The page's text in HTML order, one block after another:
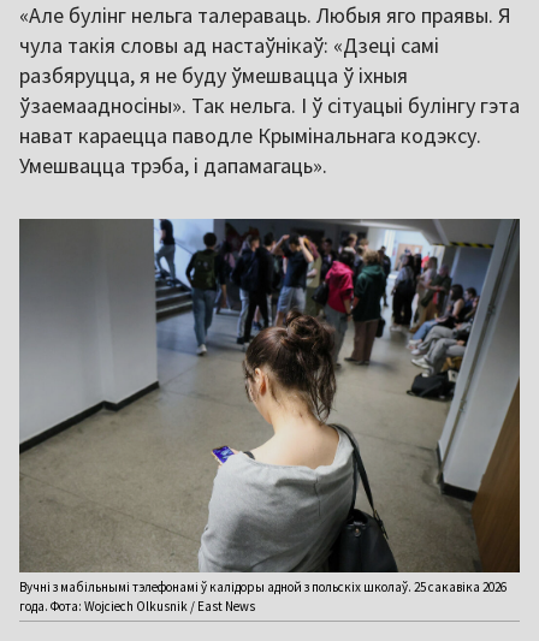
«Але булінг нельга талераваць. Любыя яго праявы. Я
чула такія словы ад настаўнікаў: «Дзеці самі
разбяруцца, я не буду ўмешвацца ў іхныя
ўзаемаадносіны». Так нельга. І ў сітуацыі булінгу гэта
нават караецца паводле Крымінальнага кодэксу.
Умешвацца трэба, і дапамагаць».
Вучні з мабільнымі тэлефонамі ў калідоры адной з польскіх школаў. 25 сакавіка 2026
года. Фота: Wojciech Olkusnik / East News